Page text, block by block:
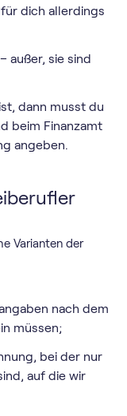
dich allerdings
außer, sie sind
dann musst du
beim Finanzamt
angeben.
Varianten der
nach dem
müssen;
bei der nur
auf die wir